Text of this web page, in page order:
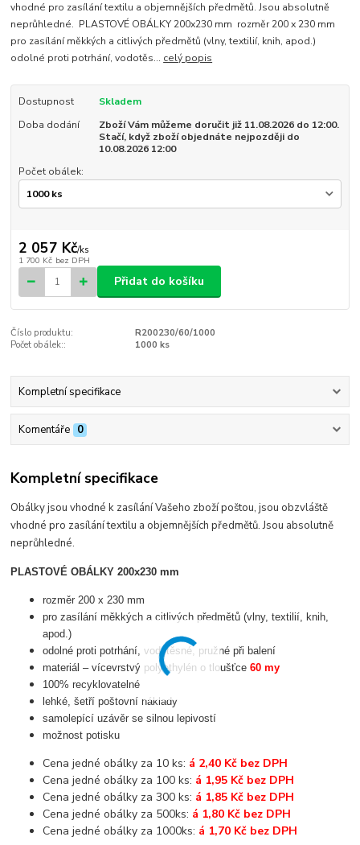
vhodné pro zasílání textilu a objemnějších předmětů. Jsou absolutně
neprůhledné. PLASTOVÉ OBÁLKY 200x230 mm rozměr 200 x 230 mm
pro zasílání měkkých a citlivých předmětů (vlny, textilií, knih, apod.)
odolné proti potrhání, vodotěs... celý popis
Dostupnost
Skladem
Doba dodání
Zboží Vám můžeme doručit již 11.08.2026 do 12:00.
Stačí, když zboží objednáte nejpozději do
10.08.2026 12:00
Počet obálek:
2 057 Kč/ks
1 700 Kč bez DPH
Přidat do košíku
Číslo produktu:
R200230/60/1000
Počet obálek::
1000 ks
Kompletní specifikace
Komentáře 0
Kompletní specifikace
Obálky jsou vhodné k zasílání Vašeho zboží poštou, jsou obzvláště
vhodné pro zasílání textilu a objemnějších předmětů. Jsou absolutně
neprůhledné.
PLASTOVÉ OBÁLKY 200x230 mm
rozměr 200 x 230 mm
pro zasílání měkkých a citlivých předmětů (vlny, textilií, knih,
apod.)
odolné proti potrhání, vodotěsné, pružné při balení
materiál – vícevrstvý polyethylén o tloušťce60 my
100% recyklovatelné
lehké, šetří poštovní náklady
samolepící uzávěr se silnou lepivostí
možnost potisku
Cena jedné obálky za 10 ks: á 2,40 Kč bez DPH
Cena jedné obálky za 100 ks: á 1,95 Kč bez DPH
Cena jedné obálky za 300 ks: á 1,85 Kč bez DPH
Cena jedné obálky za 500ks: á 1,80 Kč bez DPH
Cena jedné obálky za 1000ks: á 1,70 Kč bez DPH